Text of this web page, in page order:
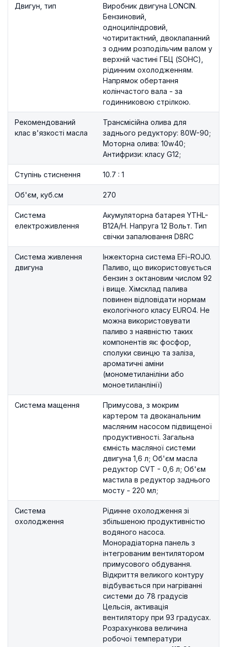
Двигун, тип
Виробник двигуна LONCIN.
Бензиновий,
одноциліндровий,
чотиритактний, двоклапанний
з одним розподільчим валом у
верхній частині ГБЦ (SOHC),
рідинним охолодженням.
Напрямок обертання
колінчастого вала - за
годинниковою стрілкою.
Рекомендований
клас в'язкості масла
Трансмісійна олива для
заднього редуктору: 80W-90;
Моторна олива: 10w40;
Антифризи: класу G12;
Ступінь стиснення 10.7 : 1
Об'єм, куб.см 270
Система
електроживлення
Акумуляторна батарея YTHL-
B12A/H. Напруга 12 Вольт. Тип
свічки запалювання D8RC
Система живлення
двигуна
Інжекторна система EFі-ROJO.
Паливо, що використовується
бензин з октановим числом 92
і вище. Хімсклад палива
повинен відповідати нормам
екологічного класу EURO4. Не
можна використовувати
паливо з наявністю таких
компонентів як: фосфор,
сполуки свинцю та заліза,
ароматичні аміни
(монометиланіліни або
моноетиланлінії)
Система мащення
Примусова, з мокрим
картером та двоканальним
масляним насосом підвищеної
продуктивності. Загальна
ємність масляної системи
двигуна 1,6 л; Об'єм масла
редуктор CVT - 0,6 л; Об'єм
мастила в редуктор заднього
мосту - 220 мл;
Система
охолодження
Рідинне охолодження зі
збільшеною продуктивністю
водяного насоса.
Монорадіаторна панель з
інтегрованим вентилятором
примусового обдування.
Відкриття великого контуру
відбувається при нагріванні
системи до 78 градусів
Цельсія, активація
вентилятору при 93 градусах.
Розрахункова величина
робочої температури